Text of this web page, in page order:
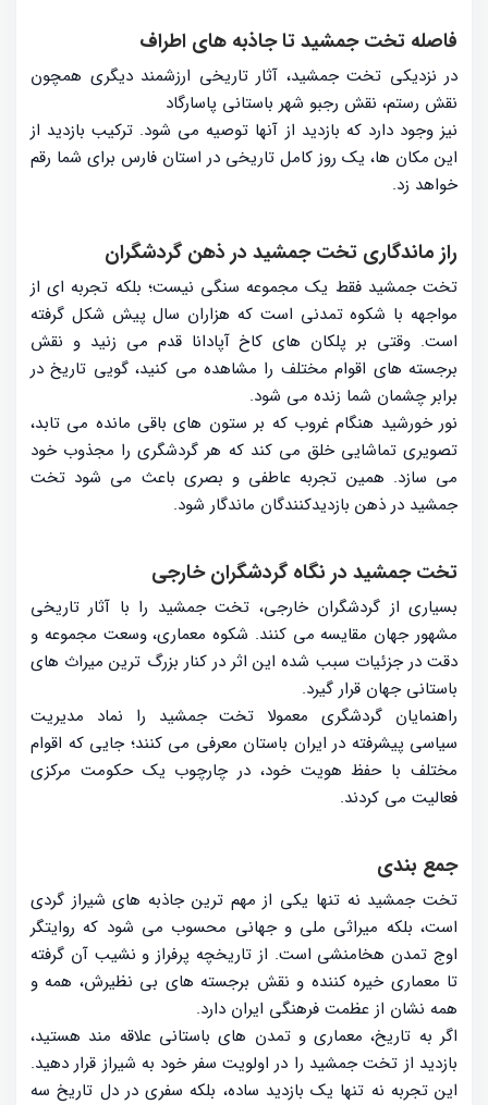
فاصله تخت جمشید تا جاذبه های اطراف
در نزدیکی تخت جمشید، آثار تاریخی ارزشمند دیگری همچون
نقش رستم، نقش رجبو شهر باستانی پاسارگاد
نیز وجود دارد که بازدید از آنها توصیه می شود. ترکیب بازدید از
این مکان ها، یک روز کامل تاریخی در استان فارس برای شما رقم
خواهد زد.
راز ماندگاری تخت جمشید در ذهن گردشگران
تخت جمشید فقط یک مجموعه سنگی نیست؛ بلکه تجربه ای از
مواجهه با شکوه تمدنی است که هزاران سال پیش شکل گرفته
است. وقتی بر پلکان های کاخ آپادانا قدم می زنید و نقش
برجسته های اقوام مختلف را مشاهده می کنید، گویی تاریخ در
برابر چشمان شما زنده می شود.
نور خورشید هنگام غروب که بر ستون های باقی مانده می تابد،
تصویری تماشایی خلق می کند که هر گردشگری را مجذوب خود
می سازد. همین تجربه عاطفی و بصری باعث می شود تخت
جمشید در ذهن بازدیدکنندگان ماندگار شود.
تخت جمشید در نگاه گردشگران خارجی
بسیاری از گردشگران خارجی، تخت جمشید را با آثار تاریخی
مشهور جهان مقایسه می کنند. شکوه معماری، وسعت مجموعه و
دقت در جزئیات سبب شده این اثر در کنار بزرگ ترین میراث های
باستانی جهان قرار گیرد.
راهنمایان گردشگری معمولا تخت جمشید را نماد مدیریت
سیاسی پیشرفته در ایران باستان معرفی می کنند؛ جایی که اقوام
مختلف با حفظ هویت خود، در چارچوب یک حکومت مرکزی
فعالیت می کردند.
جمع بندی
تخت جمشید نه تنها یکی از مهم ترین جاذبه های شیراز گردی
است، بلکه میراثی ملی و جهانی محسوب می شود که روایتگر
اوج تمدن هخامنشی است. از تاریخچه پرفراز و نشیب آن گرفته
تا معماری خیره کننده و نقش برجسته های بی نظیرش، همه و
همه نشان از عظمت فرهنگی ایران دارد.
اگر به تاریخ، معماری و تمدن های باستانی علاقه مند هستید،
بازدید از تخت جمشید را در اولویت سفر خود به شیراز قرار دهید.
این تجربه نه تنها یک بازدید ساده، بلکه سفری در دل تاریخ سه